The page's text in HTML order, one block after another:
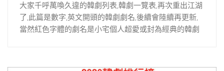
大家千呼萬喚久違的韓劇列表,韓劇一覽表,再次重出江湖
了,此篇是數字,英文開頭的韓劇劇名,後續會陸續再更新,
當然紅色字體的劇名是小宅個人超愛或封為經典的韓劇